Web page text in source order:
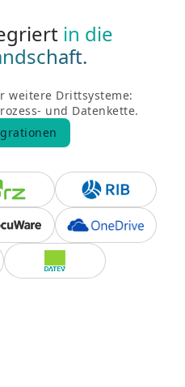
in die
weitere Drittsysteme:
und Datenkette.